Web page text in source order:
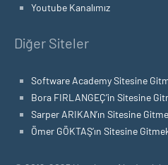
Youtube Kanalımız
Diğer Siteler
Software Academy Sitesine
Bora FIRLANGEÇ’in Sitesine
Sarper ARIKAN’ın Sitesine
Ömer GÖKTAŞ’ın Sitesine